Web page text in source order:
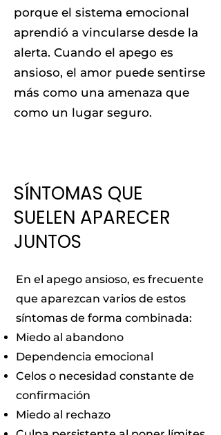
porque el sistema emocional
aprendió a vincularse desde la
alerta. Cuando el apego es
ansioso, el amor puede sentirse
más como una amenaza que
como un lugar seguro.
SÍNTOMAS QUE
SUELEN APARECER
JUNTOS
En el apego ansioso, es frecuente
que aparezcan varios de estos
síntomas de forma combinada:
Miedo al abandono
Dependencia emocional
Celos o necesidad constante de
confirmación
Miedo al rechazo